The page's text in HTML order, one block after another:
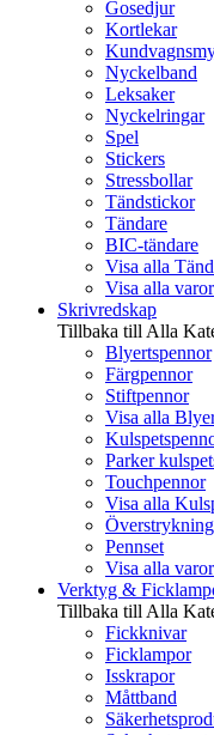
Gosedjur
Kortlekar
Nyckelband
Leksaker
Nyckelringar
Spel
Stickers
Stressbollar
Tändstickor
Tändare
BIC-tändare
Visa alla
Visa alla varor
Skrivredskap
Tillbaka till Alla
Blyertspennor
Färgpennor
Stiftpennor
Visa alla
Parker
Touchpennor
Visa alla
Pennset
Visa alla varor
Verktyg &
Tillbaka till Alla
Fickknivar
Ficklampor
Isskrapor
Måttband